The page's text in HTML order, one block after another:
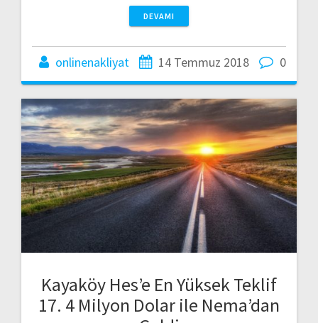
DEVAMI
onlinenakliyat 14 Temmuz 2018 0
Kayaköy Hes’e En Yüksek Teklif
17. 4 Milyon Dolar ile Nema’dan